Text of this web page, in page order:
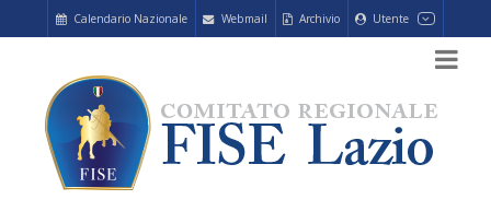
Calendario Nazionale Webmail Archivio Utente